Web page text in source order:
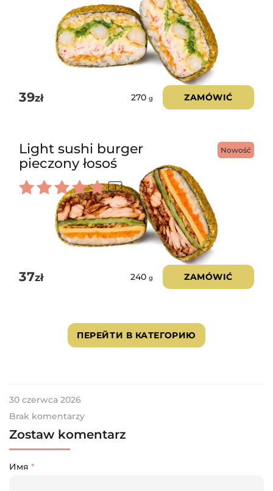
39zł 270 g ZAMÓWIĆ
Nowość
Light sushi burger
pieczony łosoś
Oceniono
1
37zł 240 g ZAMÓWIĆ
ПЕРЕЙТИ В КАТЕГОРИЮ
30 czerwca 2026
Brak komentarzy
Zostaw komentarz
Имя *